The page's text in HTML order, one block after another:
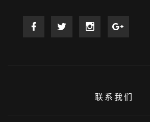
联系我们